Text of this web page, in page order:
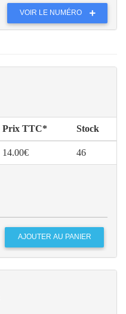
VOIR LE NUMÉRO
Prix TTC* Stock
14.00€ 46